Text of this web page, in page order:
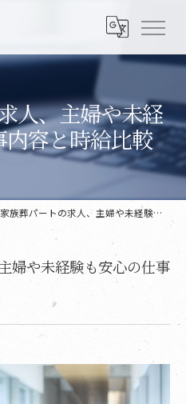
人、主婦や未経
容と時給比較
家族葬パートの求人、主婦や未経験も安心の仕事内容と時給比較
婦や未経験も安心の仕事